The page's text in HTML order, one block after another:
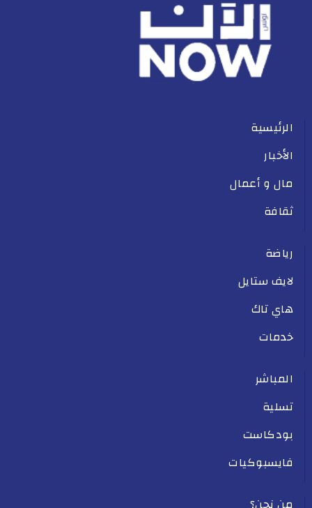
الرئيسية
الأخبار
مال و أعمال
ثقافة
رياضة
لايف ستايل
هاي تاك
خدمات
المباشر
تسلية
بودكاست
فايسبوكيات